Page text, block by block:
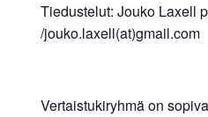
Tiedustelut: Jouko Laxell
/jouko.laxell(at)gmail.com
Vertaistukiryhmä on